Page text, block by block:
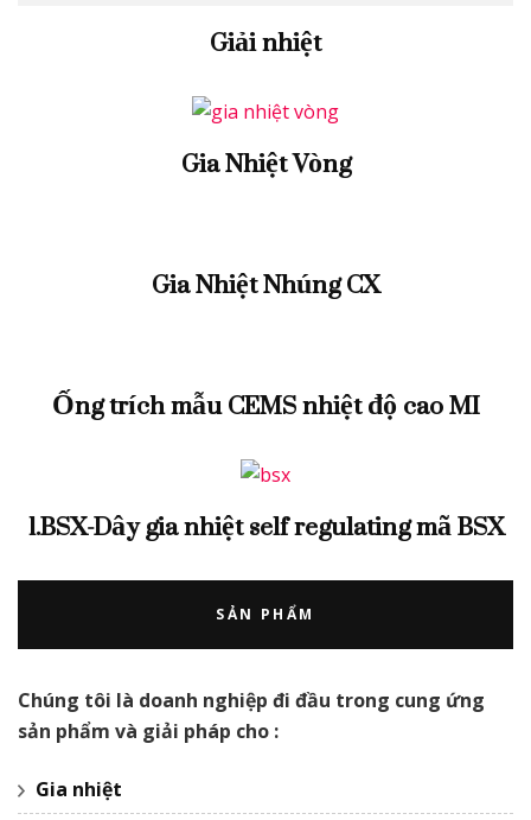
Giải nhiệt
Gia Nhiệt Vòng
Gia Nhiệt Nhúng CX
Ống trích mẫu CEMS nhiệt độ cao MI
1.BSX-Dây gia nhiệt self regulating mã BSX
SẢN PHẨM
Chúng tôi là doanh nghiệp đi đầu trong cung ứng
sản phẩm và giải pháp cho :
Gia nhiệt